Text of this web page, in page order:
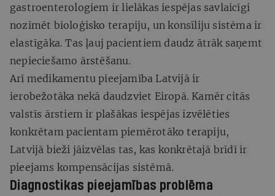
gastroenterologiem ir lielākas iespējas savlaicīgi
nozīmēt bioloģisko terapiju, un konsīliju sistēma ir
elastīgāka. Tas ļauj pacientiem daudz ātrāk saņemt
nepieciešamo ārstēšanu.
Arī medikamentu pieejamība Latvijā ir
ierobežotāka nekā daudzviet Eiropā. Kamēr citās
valstīs ārstiem ir plašākas iespējas izvēlēties
konkrētam pacientam piemērotāko terapiju,
Latvijā bieži jāizvēlas tas, kas konkrētajā brīdī ir
pieejams kompensācijas sistēmā.
Diagnostikas pieejamības problēma